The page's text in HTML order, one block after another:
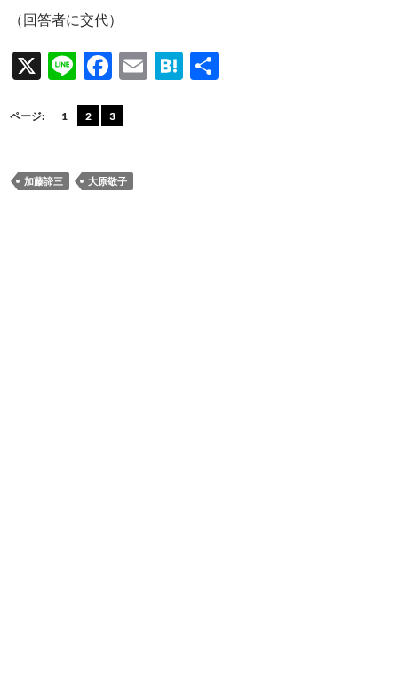
（回答者に交代）
X
Li
e
F
e
o
E
H
ページ: 1 2 3
加藤諦三 大原敬子